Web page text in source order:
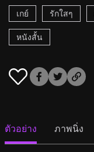
เกย์
รักใสๆ
หนังสั้น
ตัวอย่าง ภาพนิ่ง